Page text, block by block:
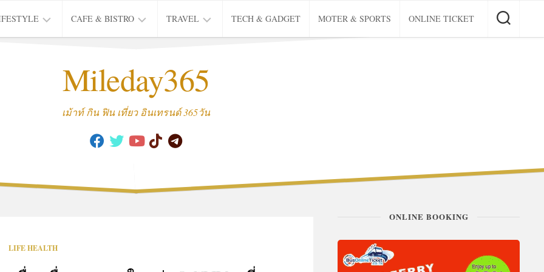
MOVIE
SERIES
CAFE & BISTRO
CAFE
TRAVEL
THAI
TRIP
TECH & GADGET MOTER & SPORTS ONLINE TICKET
Mileday365
เม้าท์ กิน ฟิน เที่ยว อินเทรนด์ 365วัน
LIFE HEALTH
ONLINE BOOKING